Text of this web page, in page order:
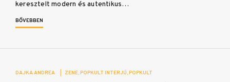
keresztelt modern és autentikus…
BŐVEBBEN
DAJKA ANDREA ZENE POPKULT INTERJÚ POPKULT